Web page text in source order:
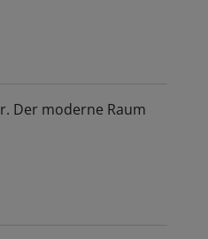
Der moderne Raum